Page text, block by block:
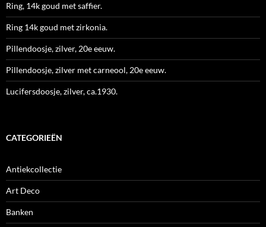
Ring, 14k goud met saffier.
Ring 14k goud met zirkonia.
Pillendoosje, zilver, 20e eeuw.
Pillendoosje, zilver met carneool, 20e eeuw.
Lucifersdoosje, zilver, ca.1930.
CATEGORIEËN
Antiekcollectie
Art Deco
Banken